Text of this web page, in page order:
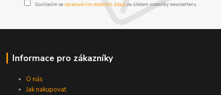
Souhlasím se zpracováním osobních údajůza účelem rozesílky newsletteru.
Informace pro zákazníky
O nás
Jak nakupovat